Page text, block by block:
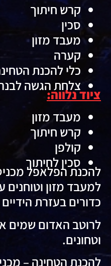
קרש חיתוך
סכין
מעבד מזון
קערה
כלי להכנת
צלחת הגשה
ציוד נלווה:
מעבד מזון
קרש חיתוך
קולפן
סכין לחיתוך
להכנת הפלאפל
למעבד מזון וטוחנים
כדורים בעזרת
לרוטב האדום שמים
וטחונים.
להכנת הטחינה –